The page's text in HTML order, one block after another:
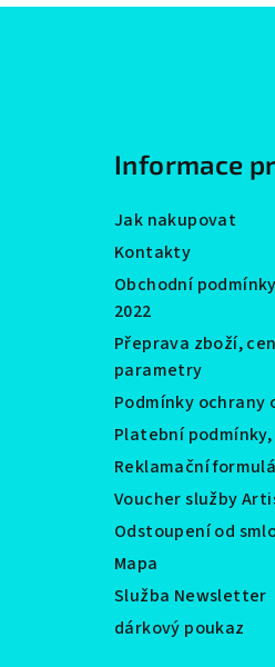
Informace
Jak nakupovat
Kontakty
Obchodní
2022
Přeprava zboží,
parametry
Podmínky ochrany
Platební
Reklamační
Voucher služby
Odstoupení od
Mapa
Služba Newsletter
dárkový poukaz